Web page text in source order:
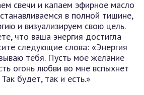
свечи и капаем эфирное масло
в полной тишине,
и визуализируем свою цель.
что ваша энергия достигла
следующие слова: «Энергия
тебя. Пусть мое желание
огонь любви во мне вспыхнет
будет, так и есть.»